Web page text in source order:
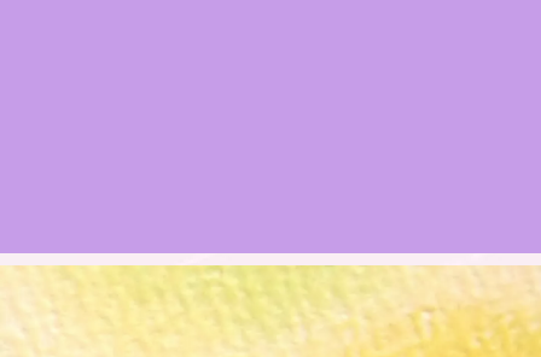
公式ウェブサイト『Botanical Study』